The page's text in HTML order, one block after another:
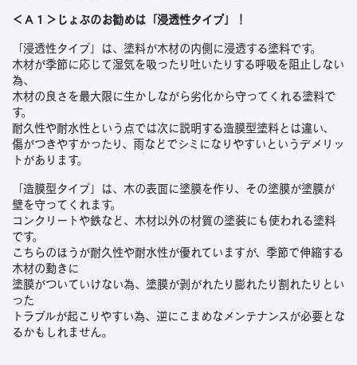
＜Ａ１＞じょぶのお勧めは「浸透性タイプ」！
「浸透性タイプ」は、塗料が木材の内側に浸透する塗料です。
木材が季節に応じて湿気を吸ったり吐いたりする呼吸を阻止しない
為、
木材の良さを最大限に生かしながら劣化から守ってくれる塗料で
す。
耐久性や耐水性という点では次に説明する造膜型塗料とは違い、
傷がつきやすかったり、雨などでシミになりやすいというデメリッ
トがあります。
「造膜型タイプ」は、木の表面に塗膜を作り、その塗膜が塗膜が
壁を守ってくれます。
コンクリートや鉄など、木材以外の材質の塗装にも使われる塗料
です。
こちらのほうが耐久性や耐水性が優れていますが、季節で伸縮する
木材の動きに
塗膜がついていけない為、塗膜が剥がれたり膨れたり割れたりとい
った
トラブルが起こりやすい為、逆にこまめなメンテナンスが必要とな
るかもしれません。